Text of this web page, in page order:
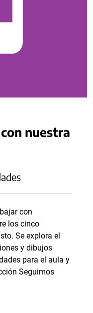
nuestra
con
los cinco
Se explora el
y dibujos
para el aula y
Seguimos